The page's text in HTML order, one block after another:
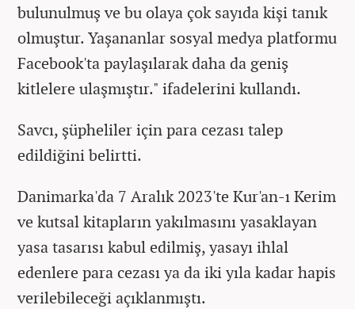
bulunulmuş ve bu olaya çok sayıda kişi tanık
olmuştur. Yaşananlar sosyal medya platformu
Facebook'ta paylaşılarak daha da geniş
kitlelere ulaşmıştır." ifadelerini kullandı.
Savcı, şüpheliler için para cezası talep
edildiğini belirtti.
Danimarka'da 7 Aralık 2023'te Kur'an-ı Kerim
ve kutsal kitapların yakılmasını yasaklayan
yasa tasarısı kabul edilmiş, yasayı ihlal
edenlere para cezası ya da iki yıla kadar hapis
verilebileceği açıklanmıştı.